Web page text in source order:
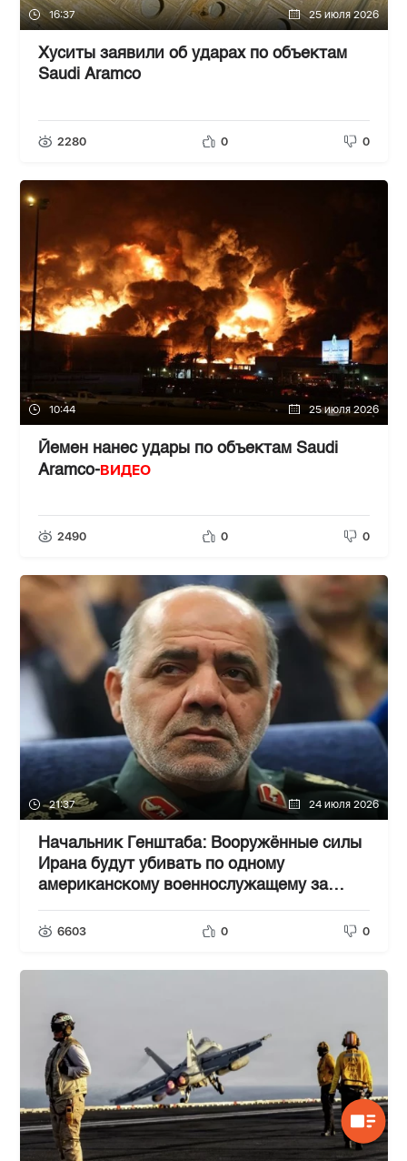
16:37 25 июля 2026
Хуситы заявили об ударах по объектам
Saudi Aramco
2280 0 0
10:44 25 июля 2026
Йемен нанес удары по объектам Saudi
Aramco-ВИДЕО
2490 0 0
21:37 24 июля 2026
Начальник Генштаба: Вооружённые силы
Ирана будут убивать по одному
американскому военнослужащему за
каждого погибшего иранца
6603 0 0